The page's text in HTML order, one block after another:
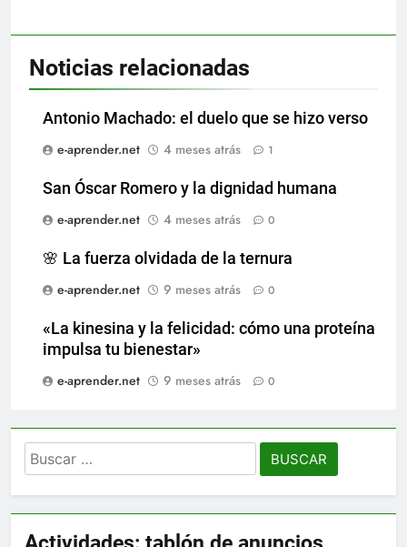
Noticias relacionadas
Antonio Machado: el duelo que se hizo verso
e-aprender.net
4 meses atrás 1
San Óscar Romero y la dignidad humana
e-aprender.net
4 meses atrás 0
🌸 La fuerza olvidada de la ternura
e-aprender.net
9 meses atrás 0
«La kinesina y la felicidad: cómo una proteína
impulsa tu bienestar»
e-aprender.net
9 meses atrás 0
Buscar: